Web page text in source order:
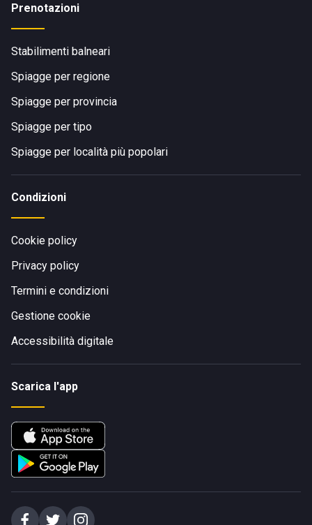
Prenotazioni
Stabilimenti balneari
Spiagge per regione
Spiagge per provincia
Spiagge per tipo
Spiagge per località più popolari
Condizioni
Cookie policy
Privacy policy
Termini e condizioni
Gestione cookie
Accessibilità digitale
Scarica l'app